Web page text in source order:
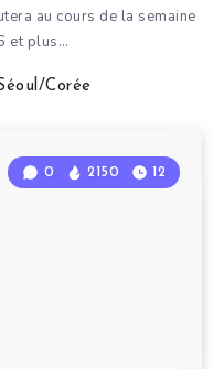
au cours de la semaine
et plus…
Corée
0 2150 12